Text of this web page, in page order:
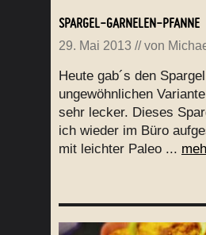
SPARGEL-GARNELEN-PFANNE
29. Mai 2013 // von
Heute gab´s den
ungewöhnlichen
sehr lecker. Dieses
ich wieder im Büro
mit leichter Paleo ...